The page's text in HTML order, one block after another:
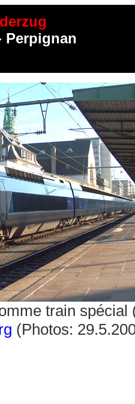
Perpignan
train spécial
(Photos: